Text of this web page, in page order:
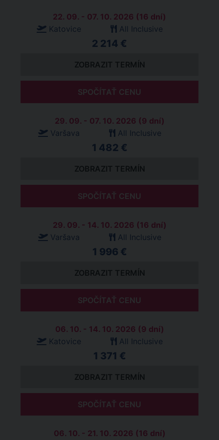
22. 09. - 07. 10. 2026 (16 dní)
Katovice
All Inclusive
2 214 €
ZOBRAZIT TERMÍN
SPOČÍTAŤ CENU
29. 09. - 07. 10. 2026 (9 dní)
Varšava
All Inclusive
1 482 €
ZOBRAZIT TERMÍN
SPOČÍTAŤ CENU
29. 09. - 14. 10. 2026 (16 dní)
Varšava
All Inclusive
1 996 €
ZOBRAZIT TERMÍN
SPOČÍTAŤ CENU
06. 10. - 14. 10. 2026 (9 dní)
Katovice
All Inclusive
1 371 €
ZOBRAZIT TERMÍN
SPOČÍTAŤ CENU
06. 10. - 21. 10. 2026 (16 dní)